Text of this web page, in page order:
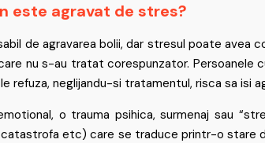
este agravat de stres?
de agravarea bolii, dar stresul poate avea
nu s-au tratat corespunzator. Persoanele
refuza, neglijandu-si tratamentul, risca sa isi
o trauma psihica, surmenaj sau
etc) care se traduce printr-o stare